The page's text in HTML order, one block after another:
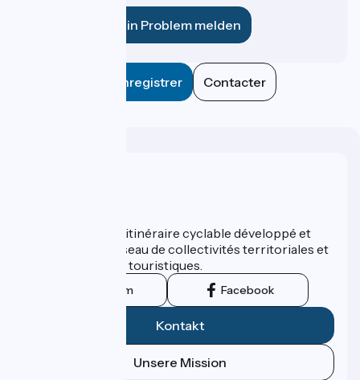
Ein Problem melden
Enregistrer Contacter
ViaRhôna est un itinéraire cyclable développé et
promu par un réseau de collectivités territoriales et
leurs institutions touristiques.
Instagram Facebook
Kontakt
Unsere Mission